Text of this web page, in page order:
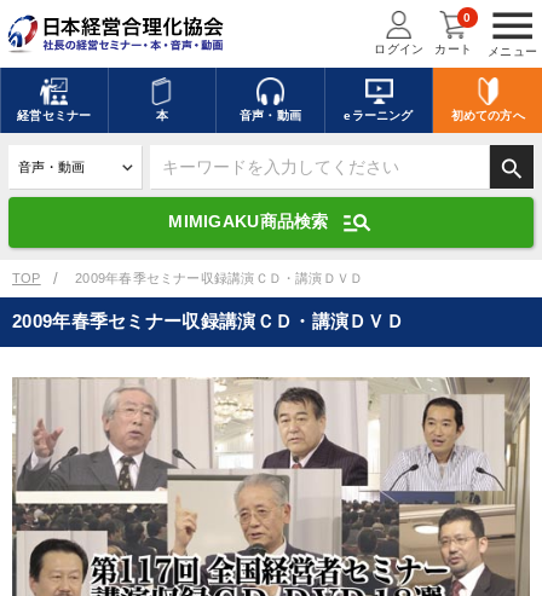
menu
メニュー
ログイン カート
0
経営セミナー 本 音声・動画 eラーニング 初めての方へ
search
MIMIGAKU商品検索 manage_search
キーワードを入力して探す
デジタル版対応のみ検索結果に表示する
search 上記の条件で検索
全国経営者セミナー講演収録物（全1315タイトル）からお探しいただけ
ます
カテゴリー
優秀各社の智恵と戦略 事業家のロマンと経営
TOP 2009年春季セミナー収録講演ＣＤ・講演ＤＶＤ
2009年春季セミナー収録講演ＣＤ・講演ＤＶＤ